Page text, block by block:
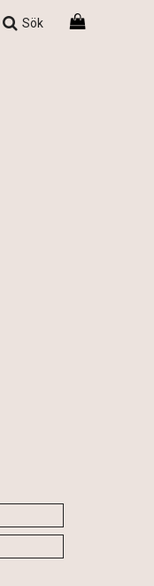
Sök